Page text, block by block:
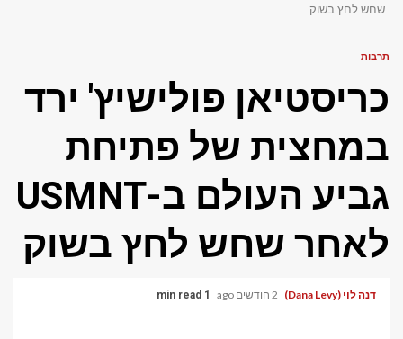
שחש לחץ בשוק
תרבות
כריסטיאן פולישיץ' ירד
במחצית של פתיחת
גביע העולם ב-USMNT
לאחר שחש לחץ בשוק
דנה לוי (Dana Levy) 2 חודשים ago 1 min read